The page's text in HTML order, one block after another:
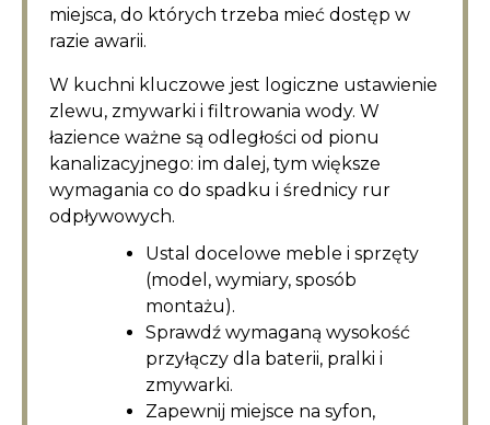
miejsca, do których trzeba mieć dostęp w
razie awarii.
W kuchni kluczowe jest logiczne ustawienie
zlewu, zmywarki i filtrowania wody. W
łazience ważne są odległości od pionu
kanalizacyjnego: im dalej, tym większe
wymagania co do spadku i średnicy rur
odpływowych.
Ustal docelowe meble i sprzęty
(model, wymiary, sposób
montażu).
Sprawdź wymaganą wysokość
przyłączy dla baterii, pralki i
zmywarki.
Zapewnij miejsce na syfon,